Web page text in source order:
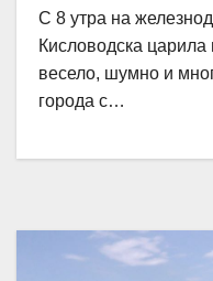
С 8 утра на
Кисловодска
весело, шумно и
города с…